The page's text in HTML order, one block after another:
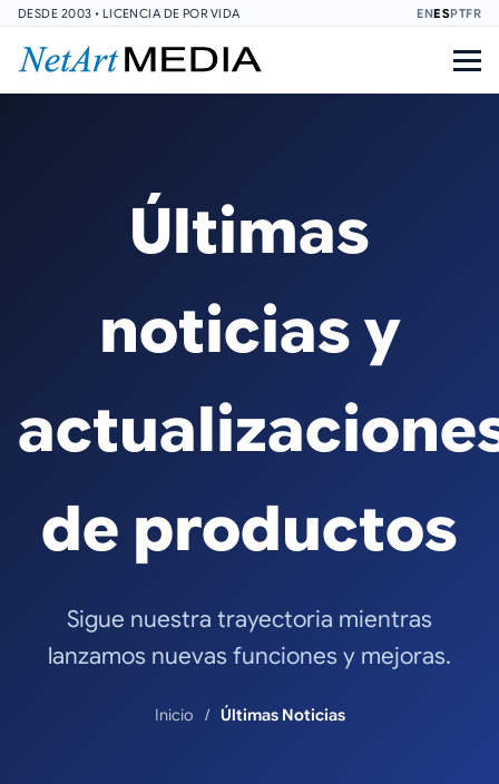
DESDE 2003 • LICENCIA DE POR VIDA ENESPTFR
Últimas
noticias y
de productos
Sigue nuestra trayectoria mientras
lanzamos nuevas funciones y mejoras.
Inicio Últimas Noticias